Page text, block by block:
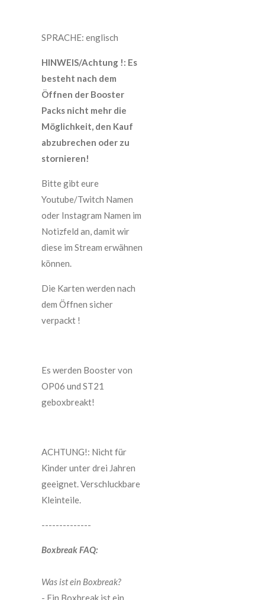
SPRACHE: englisch
HINWEIS/Achtung !: Es
besteht nach dem
Öffnen der Booster
Packs nicht mehr die
Möglichkeit, den Kauf
abzubrechen oder zu
stornieren!
Bitte gibt eure
Youtube/Twitch Namen
oder Instagram Namen im
Notizfeld an, damit wir
diese im Stream erwähnen
können.
Die Karten werden nach
dem Öffnen sicher
verpackt !
Es werden Booster von
OP06 und ST21
geboxbreakt!
ACHTUNG!: Nicht für
Kinder unter drei Jahren
geeignet. Verschluckbare
Kleinteile.
--------------
Boxbreak FAQ:
Was ist ein Boxbreak?
- Ein Boxbreak ist ein